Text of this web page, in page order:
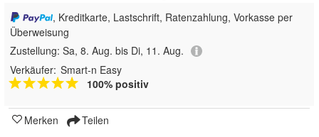
, Kreditkarte, Lastschrift, Ratenzahlung, Vorkasse per
Überweisung
Zustellung: Sa, 8. Aug. bis Di, 11. Aug.
Verkäufer: Smart-n Easy
100% positiv
Merken Teilen